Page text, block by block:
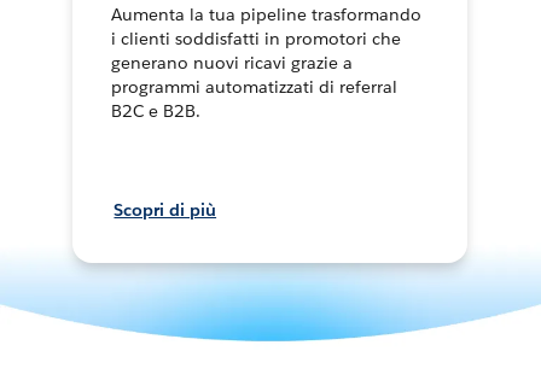
Aumenta la tua pipeline trasformando
i clienti soddisfatti in promotori che
generano nuovi ricavi grazie a
programmi automatizzati di referral
B2C e B2B.
Scopri di più